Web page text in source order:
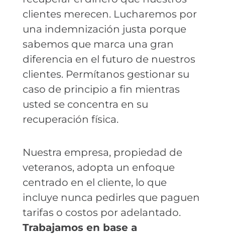
clientes merecen. Lucharemos por
una indemnización justa porque
sabemos que marca una gran
diferencia en el futuro de nuestros
clientes. Permítanos gestionar su
caso de principio a fin mientras
usted se concentra en su
recuperación física.
Nuestra empresa, propiedad de
veteranos, adopta un enfoque
centrado en el cliente, lo que
incluye nunca pedirles que paguen
tarifas o costos por adelantado.
Trabajamos en base a